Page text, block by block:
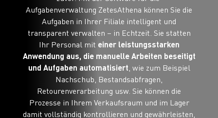
Aufgabenverwaltung ZetesAthena können Sie die
Aufgaben in Ihrer Filiale intelligent und
transparent verwalten – in Echtzeit. Sie statten
Ihr Personal mit einer leistungsstarken
Anwendung aus, die manuelle Arbeiten beseitigt
und Aufgaben automatisiert, wie zum Beispiel
Nachschub, Bestandsabfragen,
Retourenverarbeitung usw. Sie können die
Prozesse in Ihrem Verkaufsraum und im Lager
damit vollständig kontrollieren und gewährleisten,